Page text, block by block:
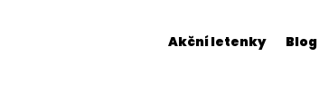
Akční letenky Blog